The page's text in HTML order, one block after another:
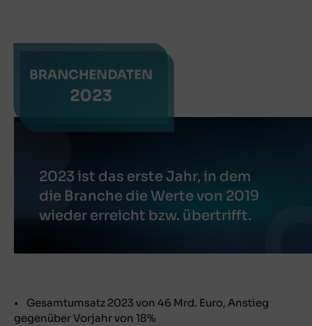
2023 ist das erste Jahr, in dem
die Branche die Werte von 2019
wieder erreicht bzw. übertrifft.
• Gesamtumsatz 2023 von 46 Mrd. Euro, Anstieg
gegenüber Vorjahr von 18%